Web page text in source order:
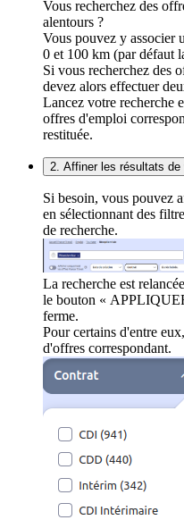
Vous recherchez des
alentours ?
Vous pouvez y associer
0 et 100 km (par défaut
Si vous recherchez des
devez alors effectuer
Lancez votre recherche
offres d'emploi
restituée.
2. Affiner les résultats de
Si besoin, vous pouvez
en sélectionnant des
de recherche.
La recherche est
le bouton «
ferme.
Pour certains d'entre
d'offres correspondant.